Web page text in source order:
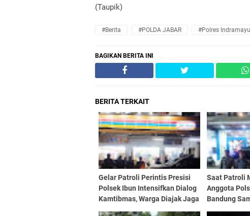
(Taupik)
#Berita #POLDA JABAR #Polres Indramayu
BAGIKAN BERITA INI
BERITA TERKAIT
Gelar Patroli Perintis Presisi
Polsek Ibun Intensifkan Dialog
Kamtibmas, Warga Diajak Jaga
Saat Patroli
Anggota
Bandung